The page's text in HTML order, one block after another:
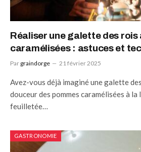
Réaliser une galette des rois
caramélisées : astuces et
Par graindorge 21 février 2025
Avez-vous déjà imaginé une galette
douceur des pommes caramélisées à la
feuilletée…
GASTRONOMIE